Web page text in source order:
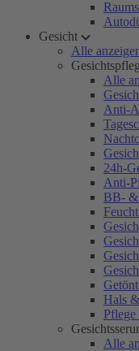
Gesicht
Alle
Alle
Anti-
24h-
Anti-
BB- &
Hals
Alle